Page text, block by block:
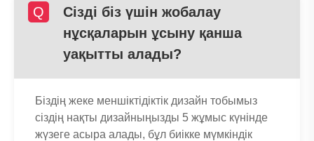
Q
Сізді біз үшін жобалау
нұсқаларын ұсыну қанша
уақытты алады?
Біздің жеке меншіктідіктік дизайн тобымыз
сіздің нақты дизайныңызды 5 жұмыс күнінде
жүзеге асыра алады, бұл биікке мүмкіндік